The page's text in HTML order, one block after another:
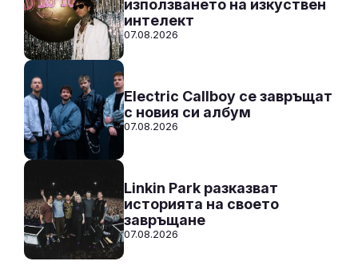
използването на изкуствен
интелект
07.08.2026
Electric Callboy се завръщат
с новия си албум
07.08.2026
Linkin Park разказват
историята на своето
завръщане
07.08.2026